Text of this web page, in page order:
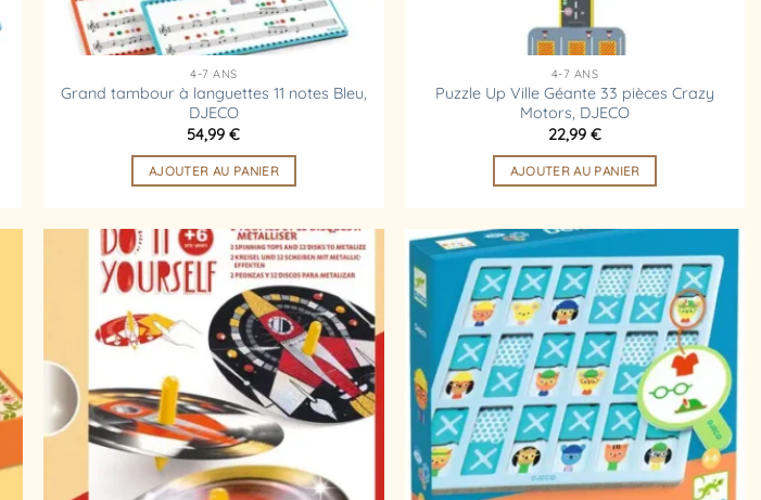
4-7 ANS
Grand tambour à languettes 11 notes Bleu,
DJECO
54,99€
AJOUTER AU PANIER
4-7 ANS
Puzzle Up Ville Géante 33 pièces Crazy
Motors, DJECO
22,99€
AJOUTER AU PANIER
Ajouter
à la
liste
d’envies
Ajouter
à la
liste
d’envies